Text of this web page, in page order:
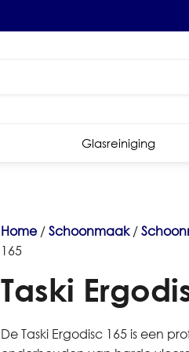
Glasreiniging
Home/Schoonmaak/
165
Taski
De Taski Ergodisc 165 is een